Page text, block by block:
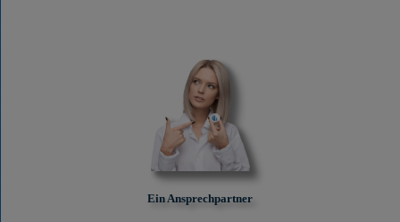
Ein Ansprechpartner